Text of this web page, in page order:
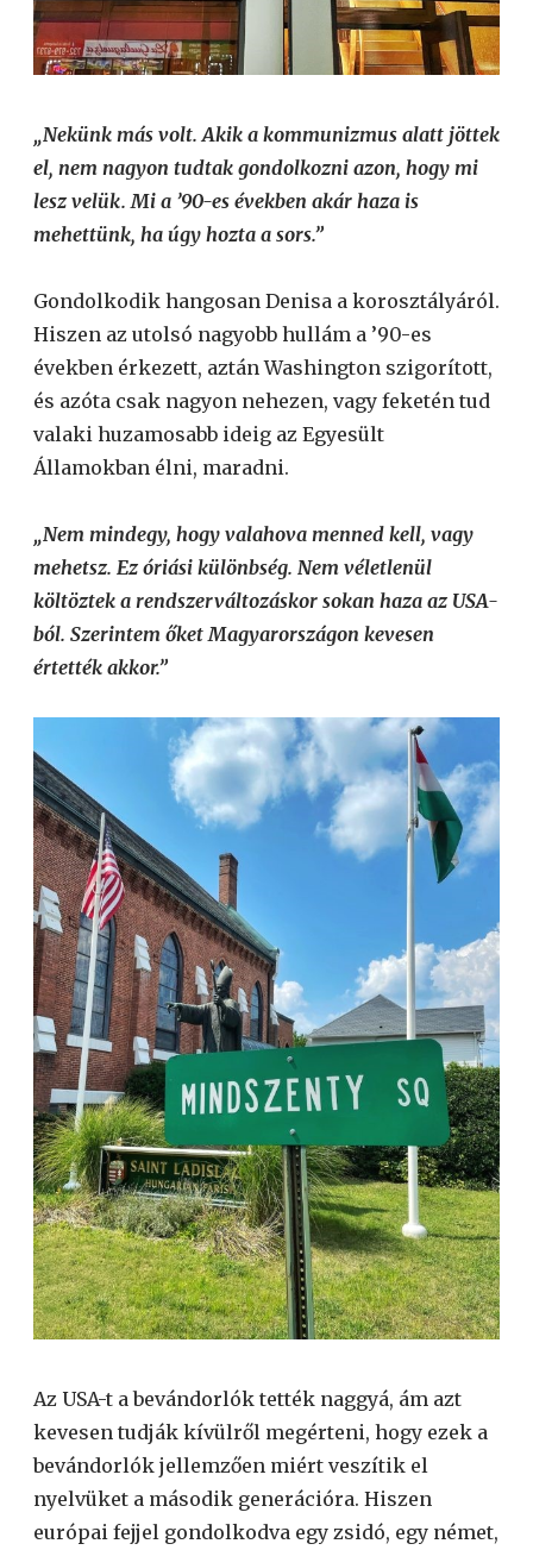
„Nekünk más volt. Akik a kommunizmus alatt jöttek
el, nem nagyon tudtak gondolkozni azon, hogy mi
lesz velük. Mi a ’90-es években akár haza is
mehettünk, ha úgy hozta a sors.”
Gondolkodik hangosan Denisa a korosztályáról.
Hiszen az utolsó nagyobb hullám a ’90-es
években érkezett, aztán Washington szigorított,
és azóta csak nagyon nehezen, vagy feketén tud
valaki huzamosabb ideig az Egyesült
Államokban élni, maradni.
„Nem mindegy, hogy valahova menned kell, vagy
mehetsz. Ez óriási különbség. Nem véletlenül
költöztek a rendszerváltozáskor sokan haza az USA-
ból. Szerintem őket Magyarországon kevesen
értették akkor.”
Az USA-t a bevándorlók tették naggyá, ám azt
kevesen tudják kívülről megérteni, hogy ezek a
bevándorlók jellemzően miért veszítik el
nyelvüket a második generációra. Hiszen
európai fejjel gondolkodva egy zsidó, egy német,